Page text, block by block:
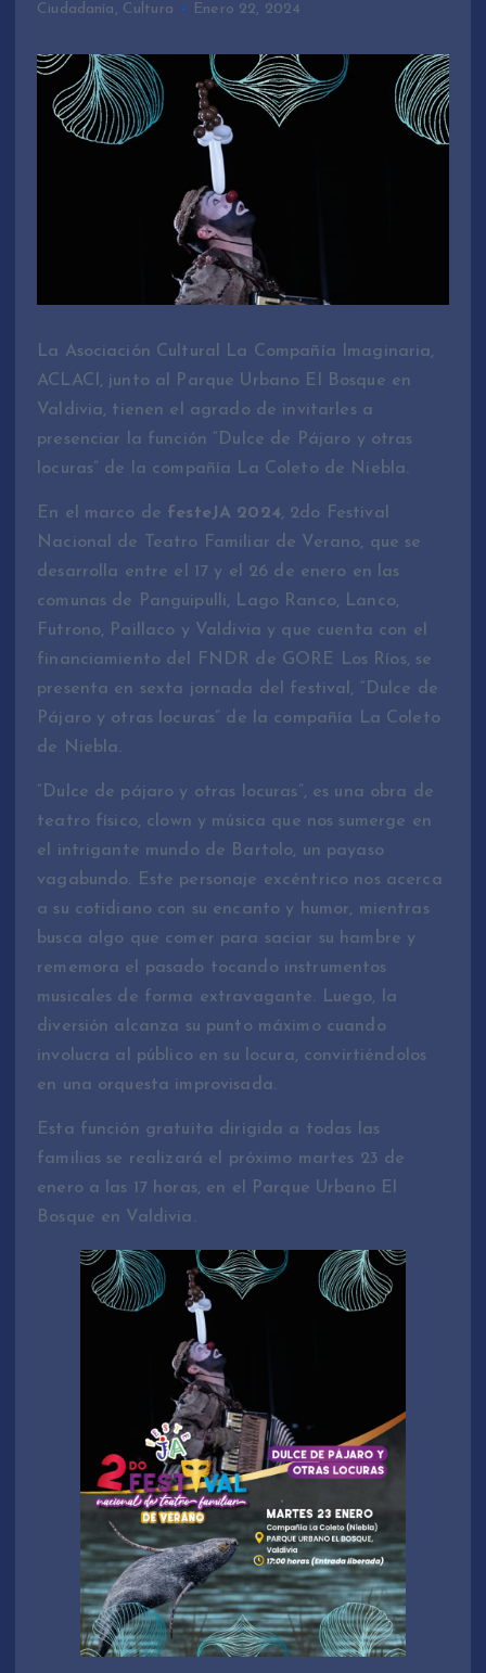
Ciudadanía , Cultura Enero 22, 2024
La Asociación Cultural La Compañía Imaginaria,
ACLACI, junto al Parque Urbano El Bosque en
Valdivia, tienen el agrado de invitarles a
presenciar la función “Dulce de Pájaro y otras
locuras” de la compañía La Coleto de Niebla.
En el marco de festeJA 2024, 2do Festival
Nacional de Teatro Familiar de Verano, que se
desarrolla entre el 17 y el 26 de enero en las
comunas de Panguipulli, Lago Ranco, Lanco,
Futrono, Paillaco y Valdivia y que cuenta con el
financiamiento del FNDR de GORE Los Ríos, se
presenta en sexta jornada del festival, “Dulce de
Pájaro y otras locuras” de la compañía La Coleto
de Niebla.
“Dulce de pájaro y otras locuras”, es una obra de
teatro físico, clown y música que nos sumerge en
el intrigante mundo de Bartolo, un payaso
vagabundo. Este personaje excéntrico nos acerca
a su cotidiano con su encanto y humor, mientras
busca algo que comer para saciar su hambre y
rememora el pasado tocando instrumentos
musicales de forma extravagante. Luego, la
diversión alcanza su punto máximo cuando
involucra al público en su locura, convirtiéndolos
en una orquesta improvisada.
Esta función gratuita dirigida a todas las
familias se realizará el próximo martes 23 de
enero a las 17 horas, en el Parque Urbano El
Bosque en Valdivia.